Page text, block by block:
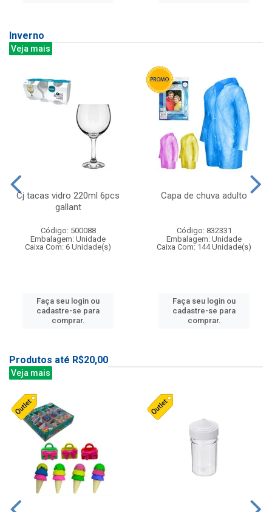
Inverno
Veja mais
Cj tacas vidro 220ml 6pcs
gallant
Código: 500088
Embalagem: Unidade
Caixa Com: 6 Unidade(s)
Faça seu login ou
cadastre-se para
comprar.
Capa de chuva adulto
Código: 832331
Embalagem: Unidade
Caixa Com: 144 Unidade(s)
Faça seu login ou
cadastre-se para
comprar.
Produtos até R$20,00
Veja mais